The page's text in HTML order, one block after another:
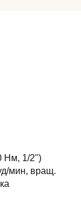
Нм, 1/2")
мин, вращ.